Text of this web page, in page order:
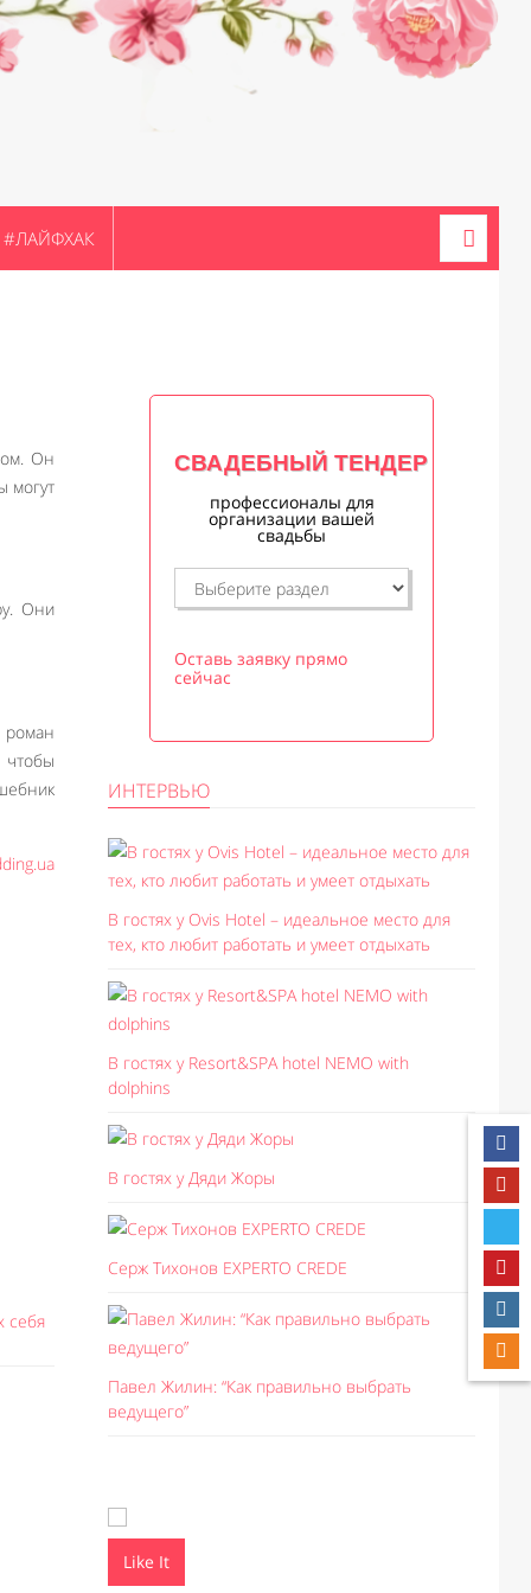
#ЛАЙФХАК
Он
могут
Они
себя
СВАДЕБНЫЙ ТЕНДЕР
профессионалы для
организации вашей
свадьбы
Оставь заявку прямо
сейчас
ИНТЕРВЬЮ
В гостях у Ovis Hotel – идеальное место для
тех, кто любит работать и умеет отдыхать
В гостях у Resort&SPA hotel NEMO with
dolphins
В гостях у Дяди Жоры
Серж Тихонов EXPERTO CREDE
Павел Жилин: “Как правильно выбрать
ведущего”
Like It